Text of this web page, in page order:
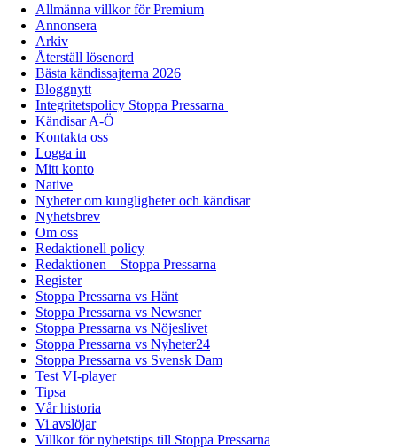
Allmänna villkor för Premium
Annonsera
Arkiv
Återställ lösenord
Bästa kändissajterna 2026
Bloggnytt
Integritetspolicy Stoppa Pressarna
Kändisar A-Ö
Kontakta oss
Logga in
Mitt konto
Native
Nyheter om kungligheter och kändisar
Nyhetsbrev
Om oss
Redaktionell policy
Redaktionen – Stoppa Pressarna
Register
Stoppa Pressarna vs Hänt
Stoppa Pressarna vs Newsner
Stoppa Pressarna vs Nöjeslivet
Stoppa Pressarna vs Nyheter24
Stoppa Pressarna vs Svensk Dam
Test VI-player
Tipsa
Vår historia
Vi avslöjar
Villkor för nyhetstips till Stoppa Pressarna